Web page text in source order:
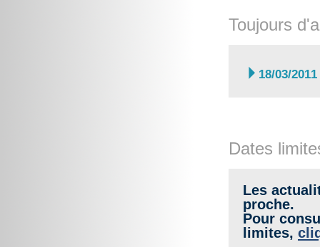
Toujours
 18/03/2011
Dates
Les
proche.
Pour
limites,